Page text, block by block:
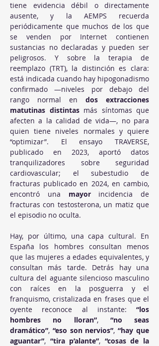
tiene evidencia débil o directamente
ausente, y la AEMPS recuerda
periódicamente que muchos de los que
se venden por Internet contienen
sustancias no declaradas y pueden ser
peligrosos. Y sobre la terapia de
reemplazo (TRT), la distinción es clara:
está indicada cuando hay hipogonadismo
confirmado —niveles por debajo del
rango normal en dos extracciones
matutinas distintas más síntomas que
afecten a la calidad de vida—, no para
quien tiene niveles normales y quiere
“optimizar”. El ensayo TRAVERSE,
publicado en 2023, aportó datos
tranquilizadores sobre seguridad
cardiovascular; el subestudio de
fracturas publicado en 2024, en cambio,
encontró una mayor incidencia de
fracturas con testosterona, un matiz que
el episodio no oculta.
Hay, por último, una capa cultural. En
España los hombres consultan menos
que las mujeres a edades equivalentes, y
consultan más tarde. Detrás hay una
cultura del aguante silencioso masculino
con raíces en la posguerra y el
franquismo, cristalizada en frases que el
oyente reconoce al instante: “los
hombres no lloran”, “no seas
dramático”, “eso son nervios”, “hay que
aguantar”, “tira p’alante”, “cosas de la